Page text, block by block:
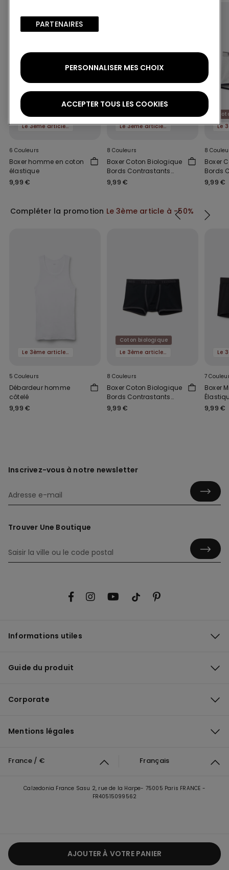
AJOUTER À VOTRE PANIER
Le 3ème article à -50%
6 Couleurs
Boxer homme en coton
élastique
9,99 €
Le 3ème article à -50%
8 Couleurs
Boxer Coton Biologique
Bords Contrastants
Logo
9,99 €
8
Boxer
Bords
Logo
9,99 €
Compléter la promotion Le 3ème article à -50%
Le 3ème article à -50%
5 Couleurs
Débardeur homme
côtelé
9,99 €
Coton biologique
Le 3ème article à -50%
8 Couleurs
Boxer Coton Biologique
Bords Contrastants
Logo
9,99 €
7
Boxer
9,99 €
Inscrivez-vous à notre newsletter
Trouver Une Boutique
Informations utiles
Guide du produit
Corporate
Mentions légales
France / € Français
Calzedonia France Sasu 2, rue de la Harpe- 75005 Paris FRANCE -
FR40515099562
PARTENAIRES​
PERSONNALISER MES CHOIX
ACCEPTER TOUS LES COOKIES